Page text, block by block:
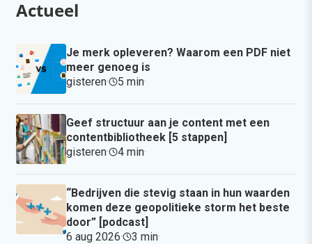
Actueel
Je merk opleveren? Waarom een PDF niet
meer genoeg is
gisteren· 5 min·
Geef structuur aan je content met een
contentbibliotheek [5 stappen]
gisteren· 4 min·
“Bedrijven die stevig staan in hun waarden
komen deze geopolitieke storm het beste
door” [podcast]
6 aug 2026· 3 min·